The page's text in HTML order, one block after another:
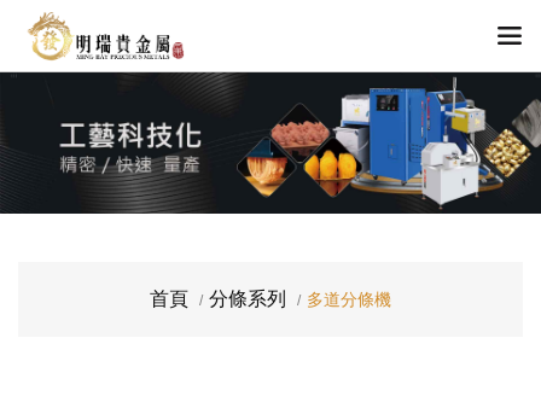
首頁 分條系列 多道分條機